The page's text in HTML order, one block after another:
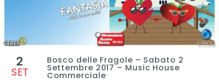
2
SET
Bosco delle Fragole – Sabato 2
Settembre 2017 – Music House
Commerciale